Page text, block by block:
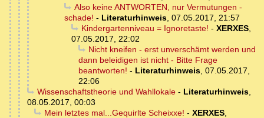
Also keine ANTWORTEN, nur Vermutungen -
schade! - Literaturhinweis, 07.05.2017, 21:57
Kindergartenniveau = Ignoretaste! - XERXES,
07.05.2017, 22:02
Nicht kneifen - erst unverschämt werden und
dann beleidigen ist nicht - Bitte Frage
beantworten! - Literaturhinweis, 07.05.2017,
22:06
Wissenschaftstheorie und Wahllokale- Literaturhinweis,
08.05.2017, 00:03
Mein letztes mal...Gequirlte Scheixxe! - XERXES,